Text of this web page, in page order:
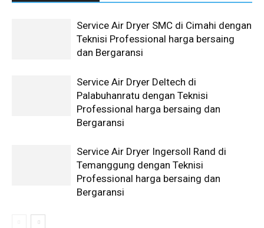
Service Air Dryer SMC di Cimahi dengan
Teknisi Professional harga bersaing
dan Bergaransi
Service Air Dryer Deltech di
Palabuhanratu dengan Teknisi
Professional harga bersaing dan
Bergaransi
Service Air Dryer Ingersoll Rand di
Temanggung dengan Teknisi
Professional harga bersaing dan
Bergaransi